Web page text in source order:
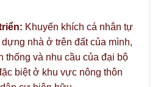
Khuyến khích cá nhân tự
nhà ở trên đất của mình,
thống và nhu cầu của đại bộ
biệt ở khu vực nông thôn